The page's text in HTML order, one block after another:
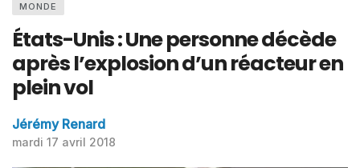
MONDE
États-Unis : Une personne décède
après l’explosion d’un réacteur en
plein vol
Jérémy Renard
mardi 17 avril 2018